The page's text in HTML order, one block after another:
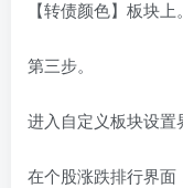
【转债颜色】板块上。
第三步。
进入自定义板块设置
在个股涨跌排行界